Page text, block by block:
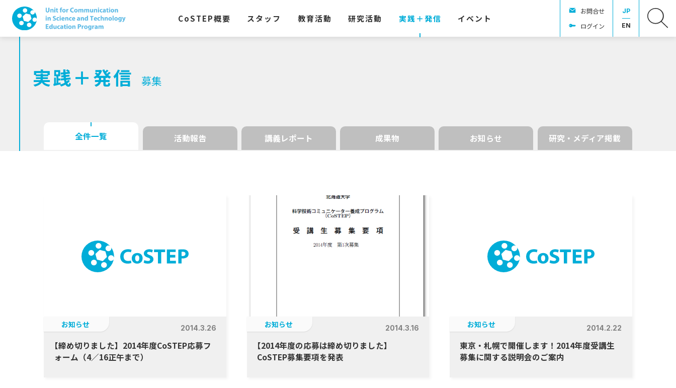
CoSTEP概要 スタッフ 教育活動 研究活動 実践＋発信 イベント
お問合せ
ログイン
JP
EN
実践＋発信 募集
全件一覧 活動報告 講義レポート 成果物 お知らせ 研究・メディア掲載
お知らせ 2014.3.26
【締め切りました】2014年度CoSTEP応募フ
ォーム（4／16正午まで）
お知らせ 2014.3.16
【2014年度の応募は締め切りました】
CoSTEP募集要項を発表
お知らせ 2014.2.22
東京・札幌で開催します！2014年度受講生
募集に関する説明会のご案内